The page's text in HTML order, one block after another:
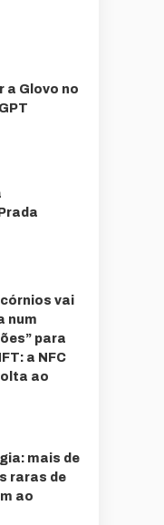
a Glovo no
vai
num
para
a NFC
ao
mais de
raras de
ao